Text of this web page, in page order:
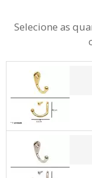
Selecione as